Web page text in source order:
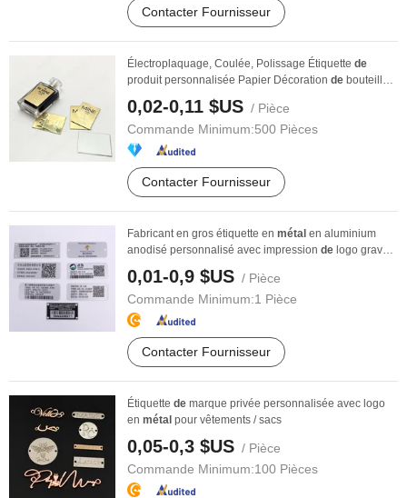
Contacter Fournisseur
Électroplaquage, Coulée, Polissage Étiquette de
produit personnalisée Papier Décoration de bouteille
0,02-0,11 $US / Pièce
Commande Minimum:500 Pièces
Contacter Fournisseur
Fabricant en gros étiquette en métal en aluminium
anodisé personnalisé avec impression de logo gravé
0,01-0,9 $US / Pièce
Commande Minimum:1 Pièce
Contacter Fournisseur
Étiquette de marque privée personnalisée avec logo
en métal pour vêtements / sacs
0,05-0,3 $US / Pièce
Commande Minimum:100 Pièces